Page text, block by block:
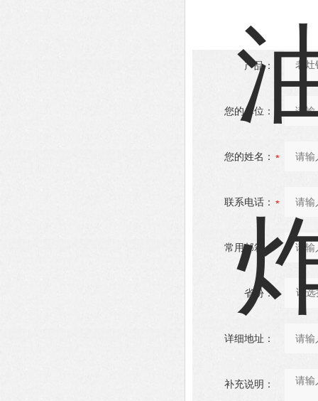
产品：
您的单位：
您的姓名：
联系电话：
常用邮箱：
省份：
详细地址：
补充说明：